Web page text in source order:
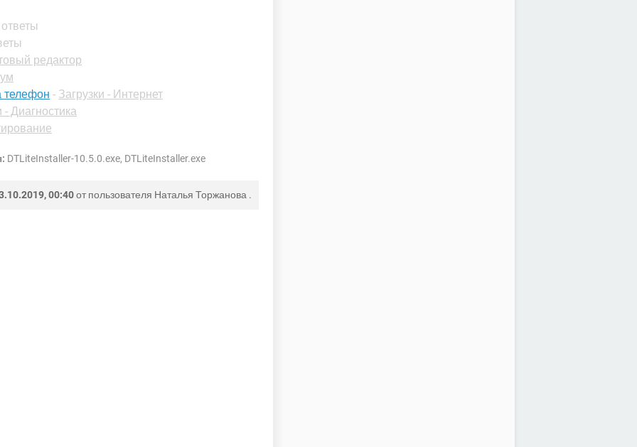
редактор
телефон - Загрузки - Интернет
- Диагностика
DTLiteInstaller-10.5.0.exe, DTLiteInstaller.exe
00:40от пользователя Наталья Торжанова .